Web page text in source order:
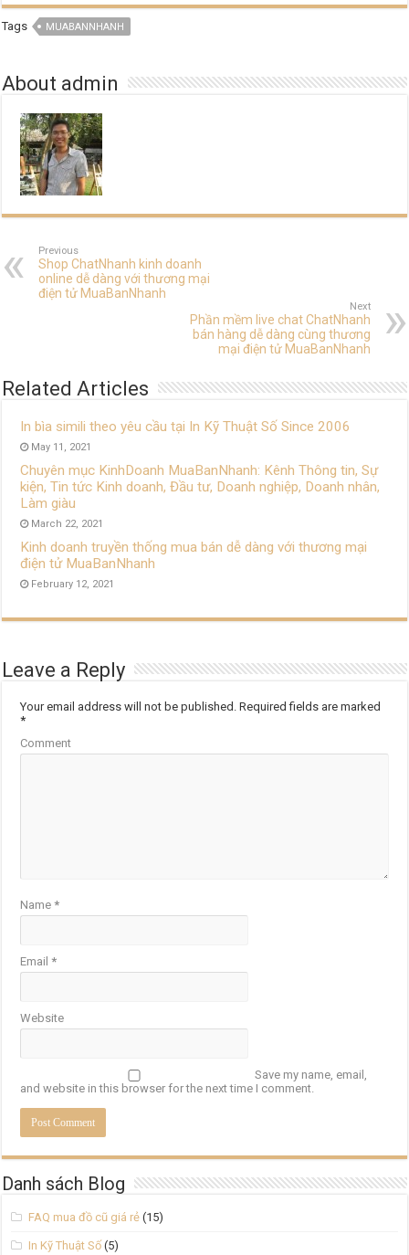
Tags MUABANNHANH
About admin
Previous
Shop ChatNhanh kinh doanh
online dễ dàng với thương mại
điện tử MuaBanNhanh
Next
Phần mềm live chat ChatNhanh
bán hàng dễ dàng cùng thương
mại điện tử MuaBanNhanh
Related Articles
In bìa simili theo yêu cầu tại In Kỹ Thuật Số Since 2006
May 11, 2021
Chuyên mục KinhDoanh MuaBanNhanh: Kênh Thông tin, Sự
kiện, Tin tức Kinh doanh, Đầu tư, Doanh nghiệp, Doanh nhân,
Làm giàu
March 22, 2021
Kinh doanh truyền thống mua bán dễ dàng với thương mại
điện tử MuaBanNhanh
February 12, 2021
Leave a Reply
Your email address will not be published. Required fields are marked
*
Comment
Name*
Email*
Website
Save my name, email,
and website in this browser for the next time I comment.
Danh sách Blog
FAQ mua đồ cũ giá rẻ (15)
In Kỹ Thuật Số (5)